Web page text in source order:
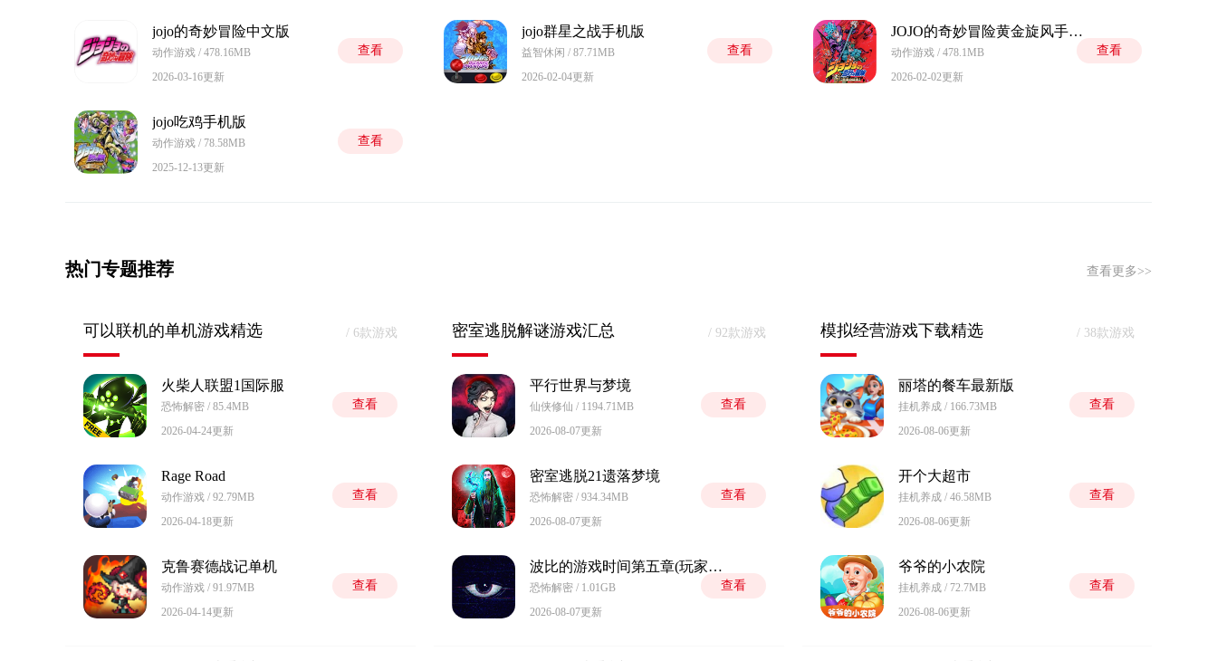
jojo的奇妙冒险中文版
动作游戏 / 478.16MB
2026-03-16更新
查看
jojo群星之战手机版
益智休闲 / 87.71MB
2026-02-04更新
查看
JOJO的奇妙冒险黄金旋风手机版
动作游戏 / 478.1MB
2026-02-02更新
查看
jojo吃鸡手机版
动作游戏 / 78.58MB
2025-12-13更新
查看
热门专题推荐 查看更多>>
可以联机的单机游戏精选 / 6款游戏
火柴人联盟1国际服
恐怖解密 / 85.4MB
2026-04-24更新
查看
Rage Road
动作游戏 / 92.79MB
2026-04-18更新
查看
克鲁赛德战记单机
动作游戏 / 91.97MB
2026-04-14更新
查看
密室逃脱解谜游戏汇总 / 92款游戏
平行世界与梦境
仙侠修仙 / 1194.71MB
2026-08-07更新
查看
密室逃脱21遗落梦境
恐怖解密 / 934.34MB
2026-08-07更新
查看
波比的游戏时间第五章(玩家自制) Poppy Playtime: Chapter 5 Fan
恐怖解密 / 1.01GB
2026-08-07更新
查看
模拟经营游戏下载精选 / 38款游戏
丽塔的餐车最新版
挂机养成 / 166.73MB
2026-08-06更新
查看
开个大超市
挂机养成 / 46.58MB
2026-08-06更新
查看
爷爷的小农院
挂机养成 / 72.7MB
2026-08-06更新
查看